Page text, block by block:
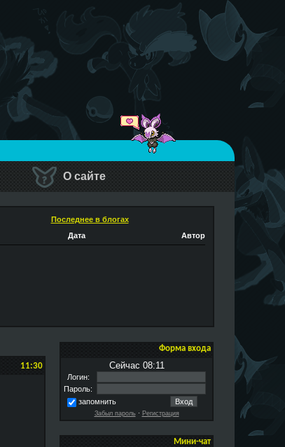
О сайте
Последнее в блогах
Дата Автор
Форма входа
Сейчас 08:11
Логин:
Пароль:
запомнить
Забыл пароль· Регистрация
Мини-чат
11:30